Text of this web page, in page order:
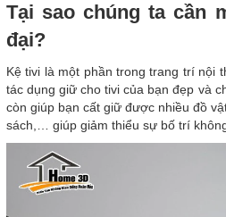
Tại sao chúng ta cần
đại?
Kệ tivi là một phần trong trang trí nội
tác dụng giữ cho tivi của bạn đẹp và
còn giúp bạn cất giữ được nhiều đồ
sách,… giúp giảm thiểu sự bố trí